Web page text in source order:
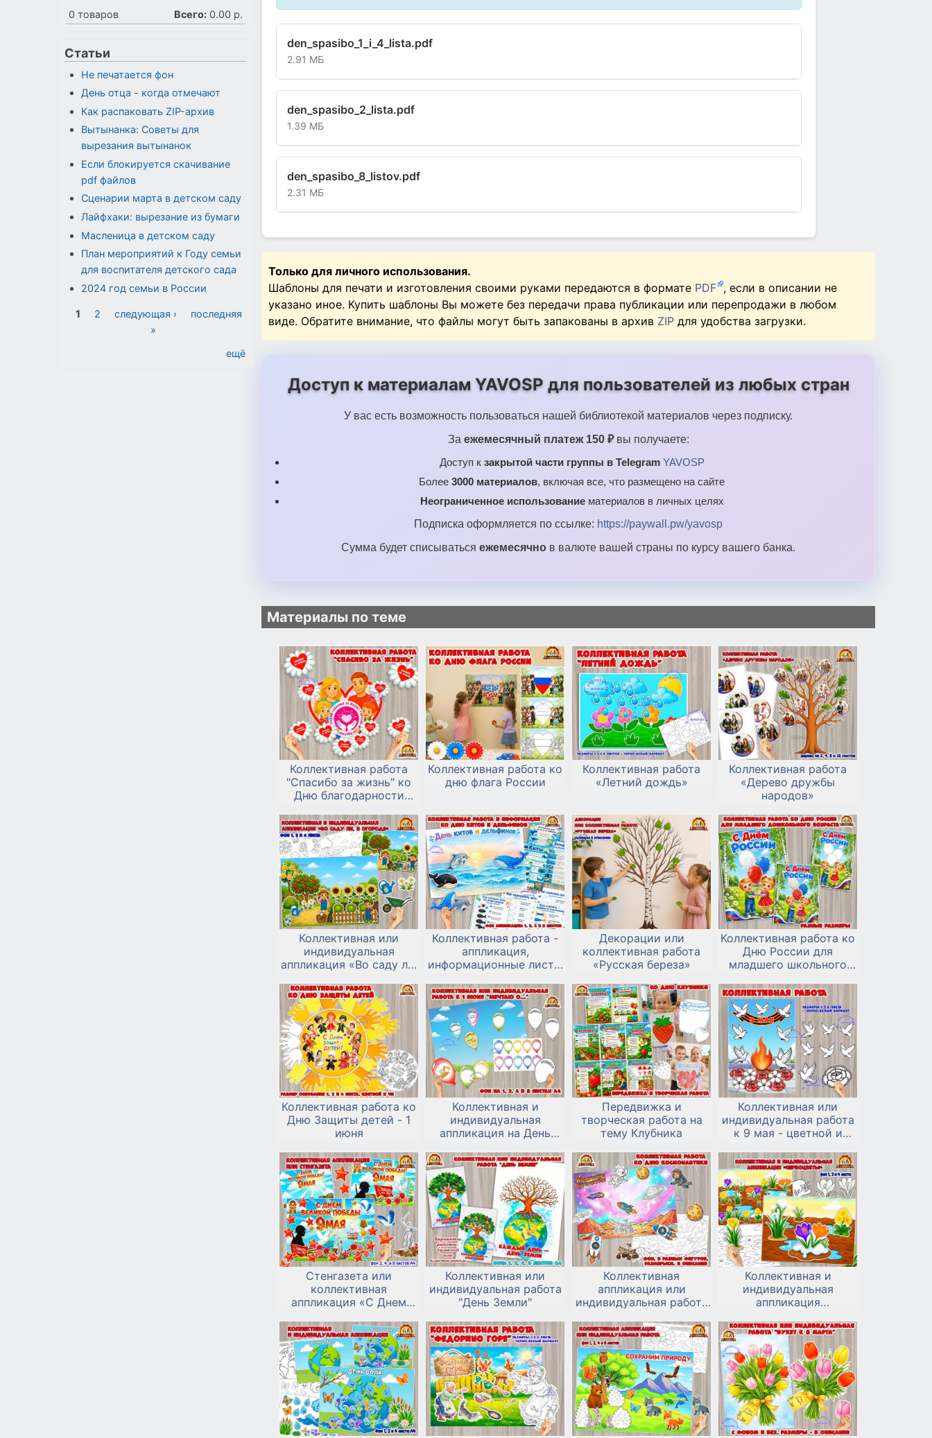
den_spasibo_1_i_4_lista.pdf
2.91 МБ
den_spasibo_2_lista.pdf
1.39 МБ
den_spasibo_8_listov.pdf
2.31 МБ
Только для личного использования.
Шаблоны для печати и изготовления своими руками передаются в формате PDF , если в описании не
указано иное. Купить шаблоны Вы можете без передачи права публикации или перепродажи в любом
виде. Обратите внимание, что файлы могут быть запакованы в архив ZIP для удобства загрузки.
Доступ к материалам YAVOSP для пользователей из любых стран
У вас есть возможность пользоваться нашей библиотекой материалов через подписку.
За ежемесячный платеж 150 ₽вы получаете:
Доступ к закрытой части группы в Telegram YAVOSP
Более 3000 материалов, включая все, что размещено на сайте
Неограниченное использованиематериалов в личных целях
Подписка оформляется по ссылке: https://paywall.pw/yavosp
Сумма будет списываться ежемесячно в валюте вашей страны по курсу вашего банка.
Материалы по теме
Коллективная работа
"Спасибо за жизнь" ко
Дню благодарности
Коллективная работа ко
дню флага России
Коллективная работа
«Летний дождь»
Коллективная работа
«Дерево дружбы
народов»
Коллективная или
индивидуальная
аппликация «Во саду ли,
Коллективная работа -
аппликация,
информационные листы
рисования ко Дню китов
и дельфинов.
Декорации или
коллективная работа
«Русская береза»
Коллективная работа ко
Дню России для
младшего школьного
Коллективная работа ко
Дню Защиты детей - 1
июня
Коллективная и
индивидуальная
аппликация на День
о...»
Передвижка и
творческая работа на
тему Клубника
Коллективная или
индивидуальная работа
к 9 мая - цветной и
Стенгазета или
коллективная
аппликация «С Днем
мая
Коллективная или
индивидуальная работа
"День Земли"
Коллективная
аппликация или
индивидуальная работа
апреля
Коллективная и
индивидуальная
аппликация
0 товаров Всего: 0.00 р.
Статьи
Не печатается фон
День отца - когда отмечают
Как распаковать ZIP-архив
Вытынанка: Советы для
вырезания вытынанок
Если блокируется скачивание
pdf файлов
Сценарии марта в детском саду
Лайфхаки: вырезание из бумаги
Масленица в детском саду
План мероприятий к Году семьи
для воспитателя детского сада
2024 год семьи в России
Страницы
1 2 следующая ›
последняя
»
ещё